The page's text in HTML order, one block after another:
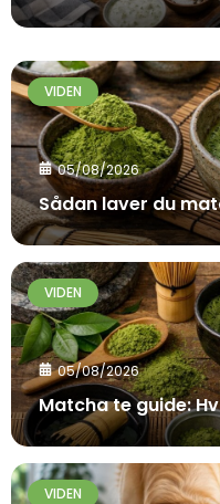
VIDEN
05/08/2026
Sådan laver du
VIDEN
05/08/2026
Matcha te guide:
VIDEN